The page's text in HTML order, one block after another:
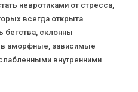
невротиками от стресса,
всегда открыта
бегства, склонны
в аморфные, зависимые
внутренними